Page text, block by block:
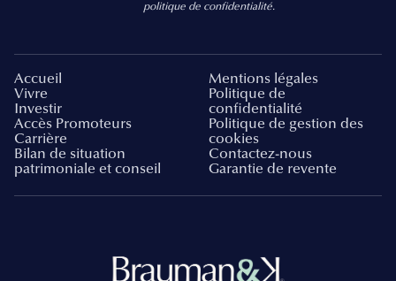
politique de confidentialité.
Accueil
Vivre
Investir
Accès Promoteurs
Carrière
Bilan de situation
patrimoniale et conseil
Mentions légales
Politique de
confidentialité
Politique de gestion des
cookies
Contactez-nous
Garantie de revente